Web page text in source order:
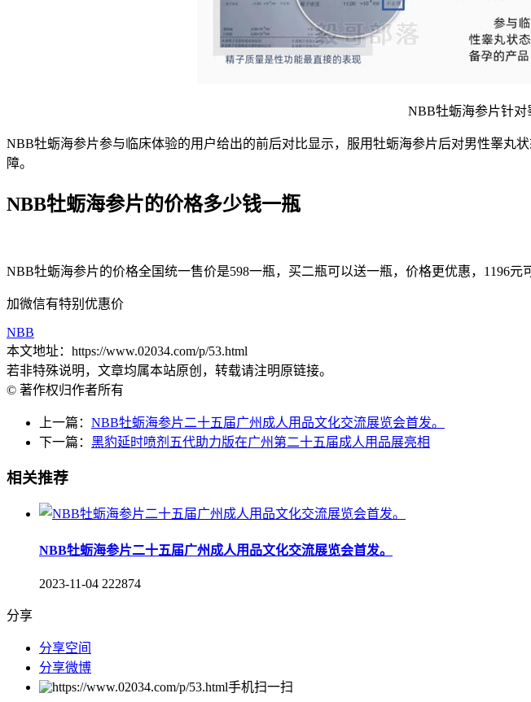
NBB牡蛎海参片针
NBB牡蛎海参片参与临床体验的用户给出的前后对比显示，服用牡蛎海参片后对男性睾丸
障。
NBB牡蛎海参片的价格多少钱一瓶
NBB牡蛎海参片的价格全国统一售价是598一瓶，买二瓶可以送一瓶，价格更优惠，1196元
加微信有特别优惠价
NBB
本文地址：https://www.02034.com/p/53.html
若非特殊说明，文章均属本站原创，转载请注明原链接。
© 著作权归作者所有
上一篇： NBB牡蛎海参片二十五届广州成人用品文化交流展览会首发。
下一篇： 黑豹延时喷剂五代助力版在广州第二十五届成人用品展亮相
相关推荐
NBB牡蛎海参片二十五届广州成人用品文化交流展览会首发。
2023-11-04 222874
分享
分享空间
分享微博
手机扫一扫